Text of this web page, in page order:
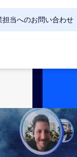
担当へのお問い合わせ
様が今関心を寄せ